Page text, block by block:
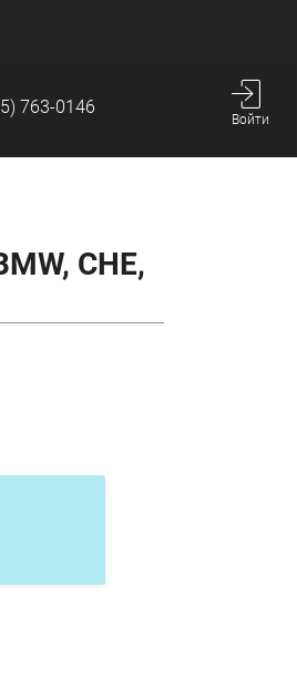
763-0146
Войти
CHE,